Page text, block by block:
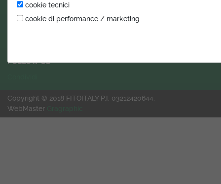
(+39) 350 5890 662
FOLLOW US
Copyright © 2018 FITOITALY P.I. 03212420644.
WebMaster
cookie tecnici
cookie di performance / marketing